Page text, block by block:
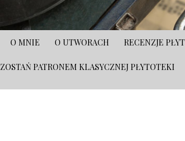
O MNIE O UTWORACH RECENZJE PŁYT
ZOSTAŃ PATRONEM KLASYCZNEJ PŁYTOTEKI